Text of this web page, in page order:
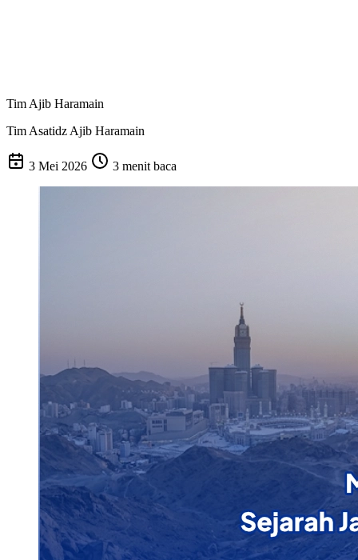
Tim Ajib Haramain
Tim Asatidz Ajib Haramain
3 Mei 2026 3 menit baca